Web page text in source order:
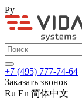
Ру
+7 (495) 777-74-64
Заказать звонок
Ru En 简体中文